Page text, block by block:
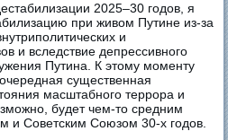
2025–30 годов, я
при живом Путине из-за
и
и вследствие депрессивного
Путина. К этому моменту
существенная
масштабного террора и
будет чем-то средним
и Советским Союзом 30-х годов.